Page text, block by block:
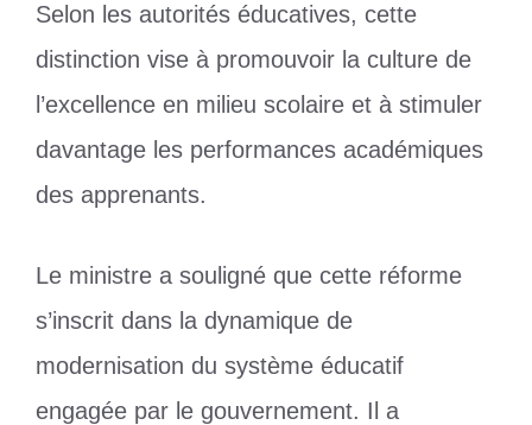
Selon les autorités éducatives, cette
distinction vise à promouvoir la culture de
l’excellence en milieu scolaire et à stimuler
davantage les performances académiques
des apprenants.
Le ministre a souligné que cette réforme
s’inscrit dans la dynamique de
modernisation du système éducatif
engagée par le gouvernement. Il a